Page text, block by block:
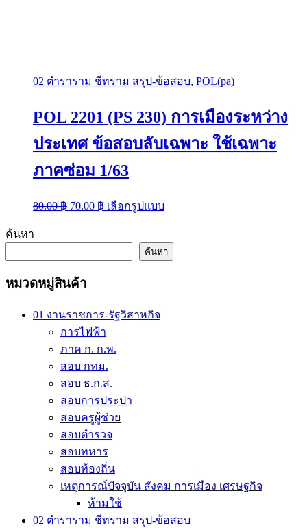
02 ตำราราม ชีทราม สรุป-ข้อสอบ, POL(pa)
POL 2201 (PS 230) การเมืองระหว่าง
ประเทศ ข้อสอบลับเฉพาะ ใช้เฉพาะ
ภาคซ่อม 1/63
80.00฿ Original
price
80.00 ฿.
70.00 ฿ Current
price
70.00 ฿.
เลือกรูปแบบ
product
variants.
The
ค้นหา
ค้นหา
หมวดหมู่สินค้า
01 งานราชการ-รัฐวิสาหกิจ
การไฟฟ้า
ภาค ก. ก.พ.
สอบ กทม.
สอบ ธ.ก.ส.
สอบการประปา
สอบครูผู้ช่วย
สอบตำรวจ
สอบทหาร
สอบท้องถิ่น
เหตุการณ์ปัจจุบัน สังคม การเมือง เศรษฐกิจ
ห้ามใช้
02 ตำราราม ชีทราม สรุป-ข้อสอบ